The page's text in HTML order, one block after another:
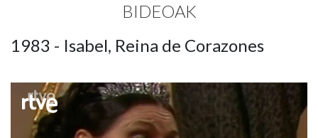
BIDEOAK
1983 - Isabel, Reina de Corazones